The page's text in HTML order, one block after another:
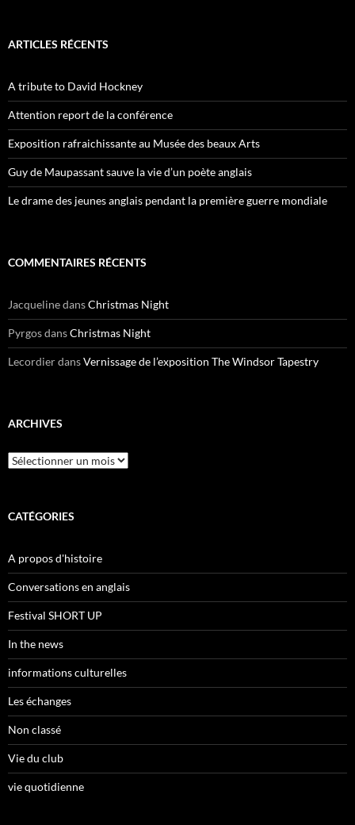
ARTICLES RÉCENTS
A tribute to David Hockney
Attention report de la conférence
Exposition rafraichissante au Musée des beaux Arts
Guy de Maupassant sauve la vie d’un poète anglais
Le drame des jeunes anglais pendant la première guerre mondiale
COMMENTAIRES RÉCENTS
JacquelinedansChristmas Night
PyrgosdansChristmas Night
LecordierdansVernissage de l’exposition The Windsor Tapestry
ARCHIVES
Archives
CATÉGORIES
A propos d'histoire
Conversations en anglais
Festival SHORT UP
In the news
informations culturelles
Les échanges
Non classé
Vie du club
vie quotidienne